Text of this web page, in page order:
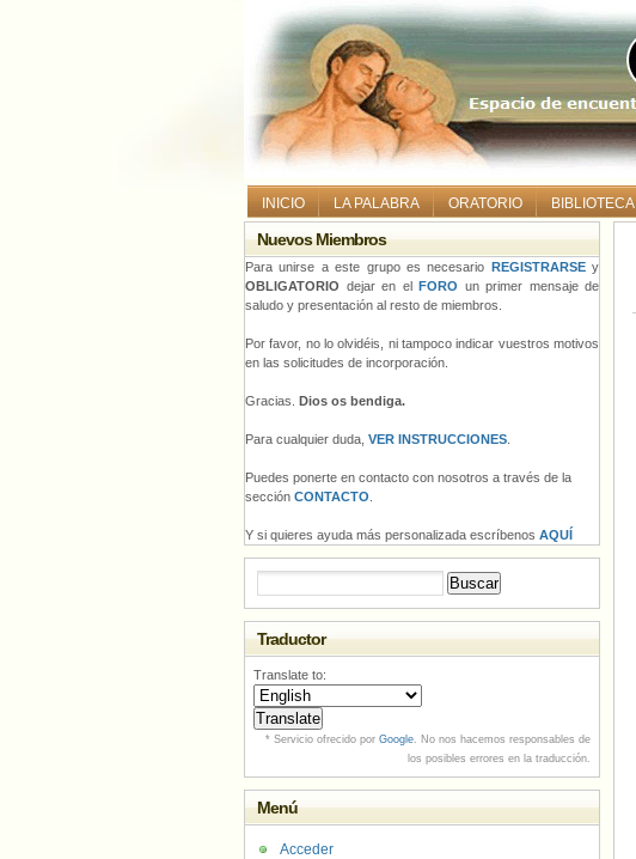
INICIO LA PALABRA ORATORIO BIBLIOTECA
Nuevos Miembros
Para unirse a este grupo es necesario REGISTRARSEy
OBLIGATORIO dejar en el FORO un primer mensaje de
saludo y presentación al resto de miembros.
Por favor, no lo olvidéis, ni tampoco indicar vuestros motivos
en las solicitudes de incorporación.
Gracias. Dios os bendiga.
Para cualquier duda, VER INSTRUCCIONES
Puedes ponerte en contacto con nosotros a través de la
sección CONTACTO
Y si quieres ayuda más personalizada escríbenos AQUÍ
Traductor
Translate to:
* Servicio ofrecido por Google. No nos hacemos responsables de
los posibles errores en la traducción.
Menú
Acceder